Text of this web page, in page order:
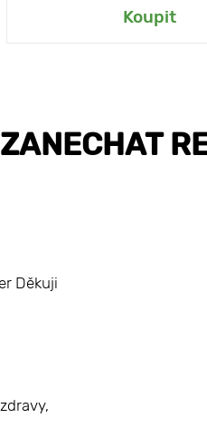
Koupit
ZANECHAT
Děkuji